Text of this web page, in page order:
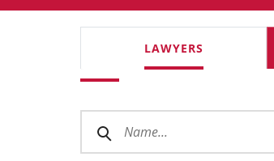
Professional search
LAWYERS